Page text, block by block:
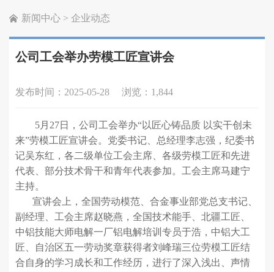
新闻中心 > 企业动态
公司工会举办劳模工匠宣讲会
发布时间：2025-05-28 浏览：1,844
5月27日，公司工会举办“以匠心铸品质 以实干创未
来”劳模工匠宣讲会。党委书记、总经理李志强，纪委书
记吴东红，各二级单位工会主席、各级劳模工匠和先进
代表、部分技术骨干和青年代表参加。工会主席马建宁
主持。
宣讲会上，全国劳动模范、合金事业部党总支书记、
副经理、工会主席赵晓燕，全国技术能手、北疆工匠、
中铝技能大师电解一厂铝电解培训专员于浩，中铝大工
匠、自治区五一劳动奖章获得者刘峰瑞三位劳模工匠结
合自身的学习成长和工作经历，进行了深入浅出、声情